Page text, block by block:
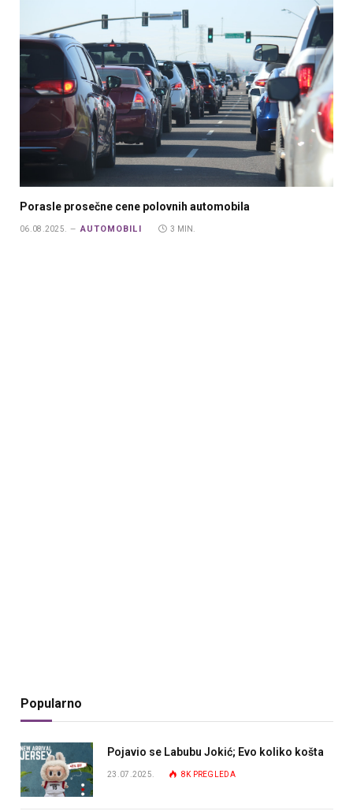
Porasle prosečne cene polovnih automobila
06.08.2025. AUTOMOBILI 3 MIN.
Popularno
Pojavio se Labubu Jokić; Evo koliko košta
23.07.2025. 8K PREGLEDA